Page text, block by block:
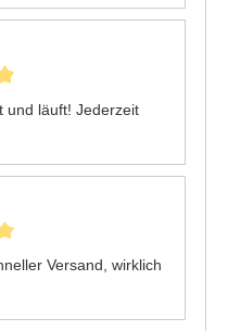
und läuft! Jederzeit
Versand, wirklich